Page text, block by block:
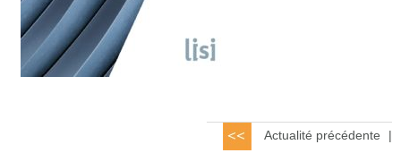
Actualité précédente |